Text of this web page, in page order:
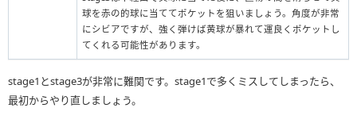
球を赤の的球に当ててポケットを狙いましょう。角度が非常
にシビアですが、強く弾けば黄球が暴れて運良くポケットし
てくれる可能性があります。
stage1とstage3が非常に難関です。stage1で多くミスしてしまったら、
最初からやり直しましょう。